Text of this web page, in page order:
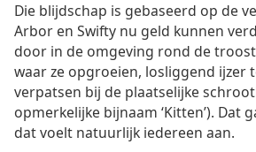
Die blijdschap is gebaseerd op de
Arbor en Swifty nu geld kunnen
door in de omgeving rond de
waar ze opgroeien, losliggend ijzer
verpatsen bij de plaatselijke
opmerkelijke bijnaam ‘Kitten’). Dat
dat voelt natuurlijk iedereen aan.